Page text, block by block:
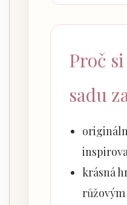
Proč
sadu
krásná